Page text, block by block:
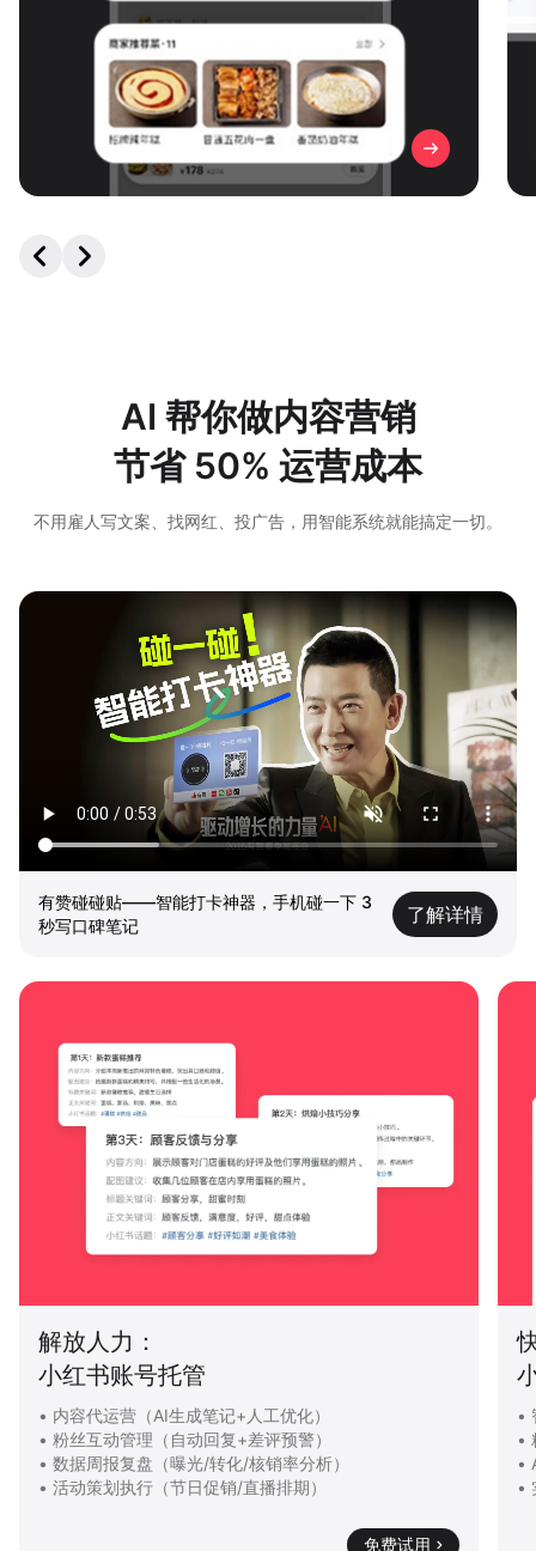
AI 帮你做内容营销
节省 50% 运营成本
不用雇人写文案、找网红、投广告，用智能系统就能搞定一切。
有赞碰碰贴——智能打卡神器，手机碰一下 3
秒写口碑笔记
了解详情
快速起量：
小红书内容智能加热
• 智能识别高潜力笔记内容
• 精准解析目标客群画像
• AI自动实时精准投放策略
• 实时追踪效果并优化策略
免费试用
•
•
•
•